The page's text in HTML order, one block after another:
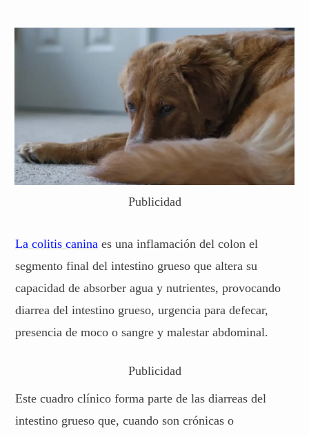
Publicidad
La colitis canina es una inflamación del colon el
segmento final del intestino grueso que altera su
capacidad de absorber agua y nutrientes, provocando
diarrea del intestino grueso, urgencia para defecar,
presencia de moco o sangre y malestar abdominal.
Publicidad
Este cuadro clínico forma parte de las diarreas del
intestino grueso que, cuando son crónicas o